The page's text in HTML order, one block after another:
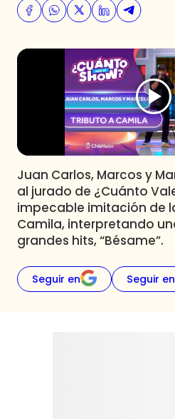
Juan Carlos, Marcos y
al jurado de ¿Cuánto
impecable imitación de
Camila, interpretando
grandes hits, “Bésame”.
Seguir en Seguir en
Club De La Comedia
Contigo en Directo
Plan Perfecto
El Tiempo
Sabingo
Todos Los Programas